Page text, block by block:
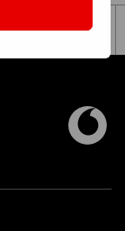
Facebook